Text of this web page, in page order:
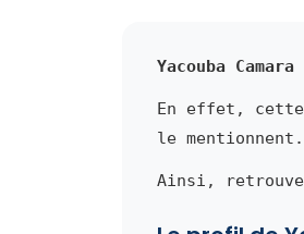
Yacouba Camara
En effet,
le
Ainsi,